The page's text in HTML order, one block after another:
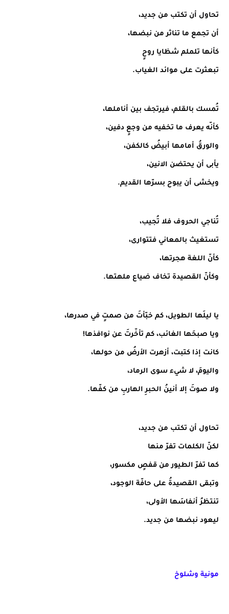
تحاول أن تكتب من جديد،
أن تجمع ما تناثر من نبضها،
كأنها تلملم شظايا روحٍ
تبعثرت على موائد الغياب.
تُمسك بالقلم، فيرتجف بين أناملها،
كأنّه يعرف ما تخفيه من وجعٍ دفين،
والورقُ أمامها أبيضُ كالكفن،
يأبى أن يحتضن الانين،
ويخشى أن يبوح بسرّها القديم.
تُناجي الحروف فلا تُجيب،
تستغيث بالمعاني فتتوارى،
كأنّ اللغة هجرتها،
وكأنّ القصيدة تخاف ضياع ملهتها.
يا ليلَها الطويل، كم خبّأتَ من صمتٍ في صدرها،
ويا صبحَها الغائب، كم تأخّرتَ عن نوافذها!
كانت إذا كتبت، أزهرت الأرضُ من حولها،
واليومَ، لا شيء سوى الرماد،
ولا صوتَ إلا أنينُ الحبرِ الهاربِ من كفّها.
تحاول أن تكتب من جديد،
لكنّ الكلمات تفرّ منها
كما تفرّ الطيور من قفصٍ مكسور،
وتبقى القصيدةُ على حافّة الوجود،
تنتظرُ أنفاسَها الأولى،
ليعود نبضها من جديد.
مونية وشلوخ